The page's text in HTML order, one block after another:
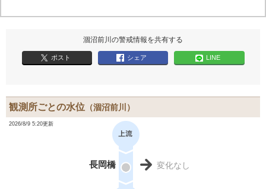
涸沼前川の警戒情報を共有する
ポスト シェア LINE
観測所ごとの水位 （涸沼前川）
2026/8/9 5:20更新
長岡橋 変化なし